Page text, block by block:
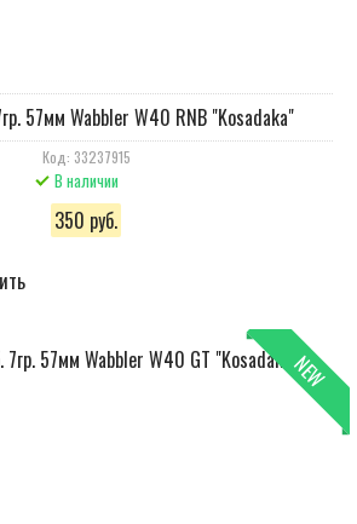
57мм Wabbler W40 RNB "Kosadaka"
Код: 33237915
В наличии
350 руб.
NEW